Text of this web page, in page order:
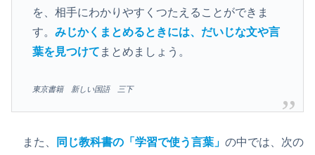
を、相手にわかりやすくつたえることができま
す。 みじかくまとめるときには、だいじな文や言
葉を見つけて まとめましょう。
東京書籍 新しい国語 三下
また、 同じ教科書の「学習で使う言葉」 の中では、次の